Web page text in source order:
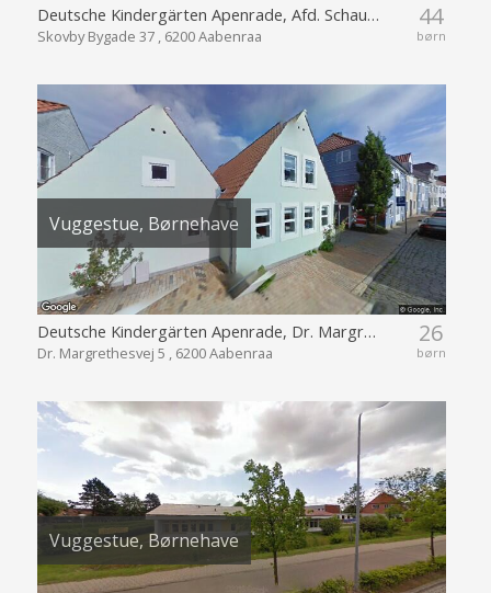
44
børn
Deutsche Kindergärten Apenrade, Afd. Schaubye
Skovby Bygade 37 , 6200 Aabenraa
Vuggestue, Børnehave
26
børn
Deutsche Kindergärten Apenrade, Dr. Margrethesvej
Dr. Margrethesvej 5 , 6200 Aabenraa
Vuggestue, Børnehave